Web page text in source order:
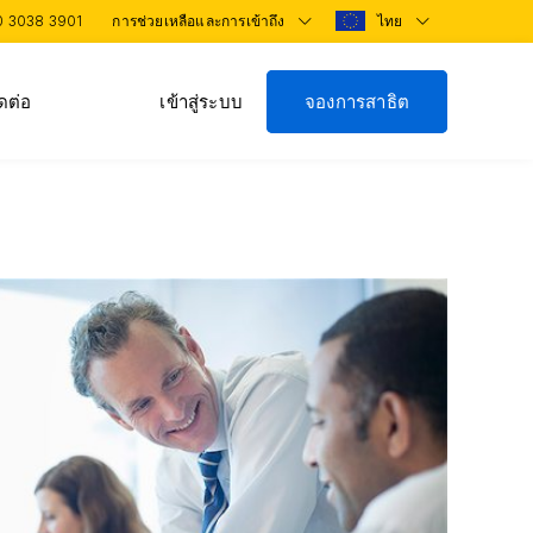
3038 3901 การช่วยเหลือและการเข้าถึง ไทย
ต่อ เข้าสู่ระบบ จองการสาธิต